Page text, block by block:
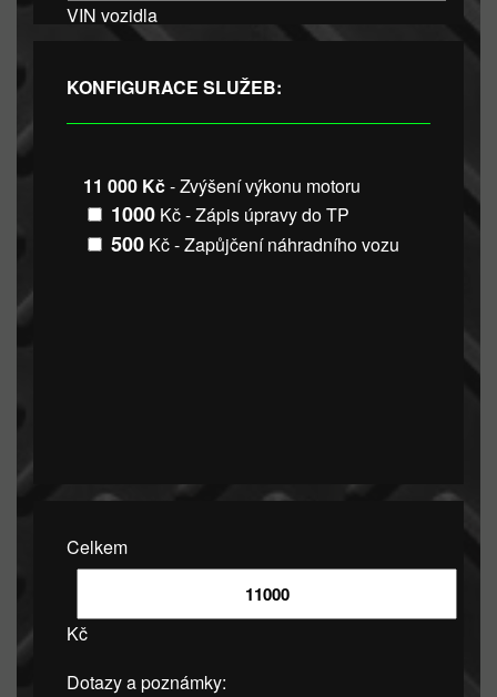
VIN vozidla
KONFIGURACE SLUŽEB:
11 000 Kč- Zvýšení výkonu motoru
1000 Kč - Zápis úpravy do TP
500 Kč - Zapůjčení náhradního vozu
Celkem
Kč
Dotazy a poznámky: